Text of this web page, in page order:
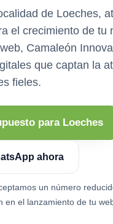
de Loeches,
el crecimiento de tu
Camaleón
que captan la
fieles.
para Loeches
ahora
un número
en el lanzamiento de tu